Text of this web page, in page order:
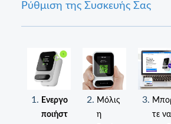
Ρύθμιση της Συσκευής Σας
Ενεργο
ποιήστ
Μόλις
η
τε να